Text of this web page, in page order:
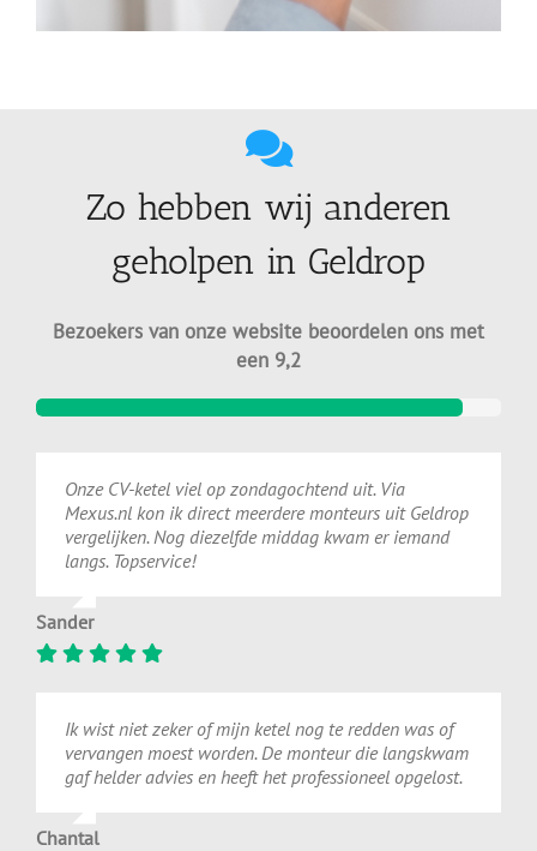
Zo hebben wij anderen
geholpen in Geldrop
Bezoekers van onze website beoordelen ons met
een 9,2
Onze CV-ketel viel op zondagochtend uit. Via
Mexus.nl kon ik direct meerdere monteurs uit Geldrop
vergelijken. Nog diezelfde middag kwam er iemand
langs. Topservice!
Sander
Ik wist niet zeker of mijn ketel nog te redden was of
vervangen moest worden. De monteur die langskwam
gaf helder advies en heeft het professioneel opgelost.
Chantal